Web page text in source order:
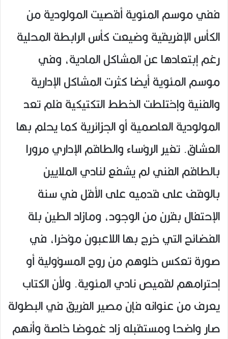
ففي موسم المئوية أقصيت المولودية من
الكأس الإفريقية وضيعت كأس الرابطة المحلية
رغم إبتعادها عن المشاكل المادية، وفي
موسم المئوية أيضا كثرت المشاكل الإدارية
والفنية وإختلطت الخطط التكتيكية فلم تعد
المولودية العاصمية أو الجزائرية كما يحلم بها
العشاق. تغير الرؤساء والطاقم الإداري مرورا
بالطاقم الفني لم يشفع لنادي الملايين
بالوقف على قدميه على الأقل في سنة
الإحتفال بقرن من الوجود، ومازاد الطين بلة
الفضائح التي خرج بها اللاعبون مؤخرا، في
صورة تعكس خلوهم من روح المسؤولية أو
إحترامهم لقميص نادي المئوية. ولأن الكتاب
يعرف من عنوانه فإن مصير الفريق في البطولة
صار واضحا ومستقبله زاد غموضا خاصة وأنهم